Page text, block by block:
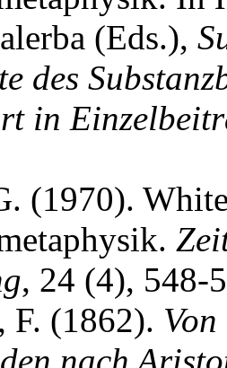
(Eds.),
des
in
(1970).
, 24 (4), 548-
F. (1862).